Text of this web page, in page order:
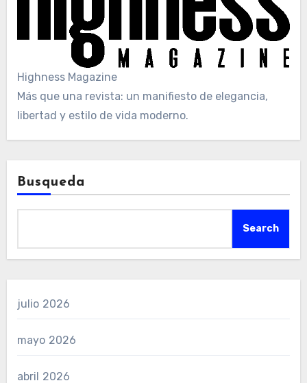
Highness Magazine
Más que una revista: un manifiesto de elegancia,
libertad y estilo de vida moderno.
Busqueda
Search
julio 2026
mayo 2026
abril 2026